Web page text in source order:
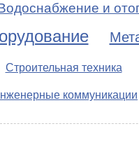
и
Строительная техника
коммуникации